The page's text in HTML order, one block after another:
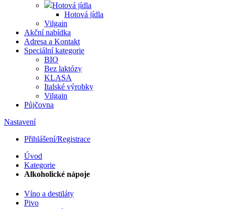
Hotová jídla
Hotová jídla
Vilgain
Akční nabídka
Adresa a Kontakt
Speciální kategorie
BIO
Bez laktózy
KLASA
Italské výrobky
Vilgain
Půjčovna
Nastavení
Přihlášení/Registrace
Úvod
Kategorie
Alkoholické nápoje
Víno a destiláty
Pivo